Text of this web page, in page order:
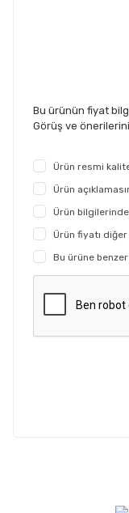
Bu ürünün fiyat
Görüş ve
Ürün resmi
Ürün
Ürün
Ürün fiyatı
Bu ürüne